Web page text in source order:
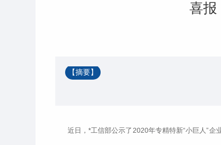
喜报
【摘要】
近日，*工信部公示了2020年专精特新“小巨人”企